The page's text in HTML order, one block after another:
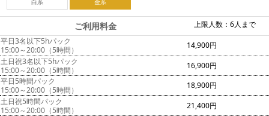
白系 金系
上限人数：6人まで
ご利用料金
平日3名以下5hパック
15:00～20:00（5時間）
14,900円
土日祝3名以下5hパック
15:00～20:00（5時間）
16,900円
平日5時間パック
15:00～20:00（5時間）
18,900円
土日祝5時間パック
15:00～20:00（5時間）
21,400円